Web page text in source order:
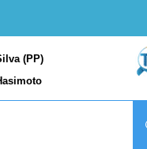
(PP)